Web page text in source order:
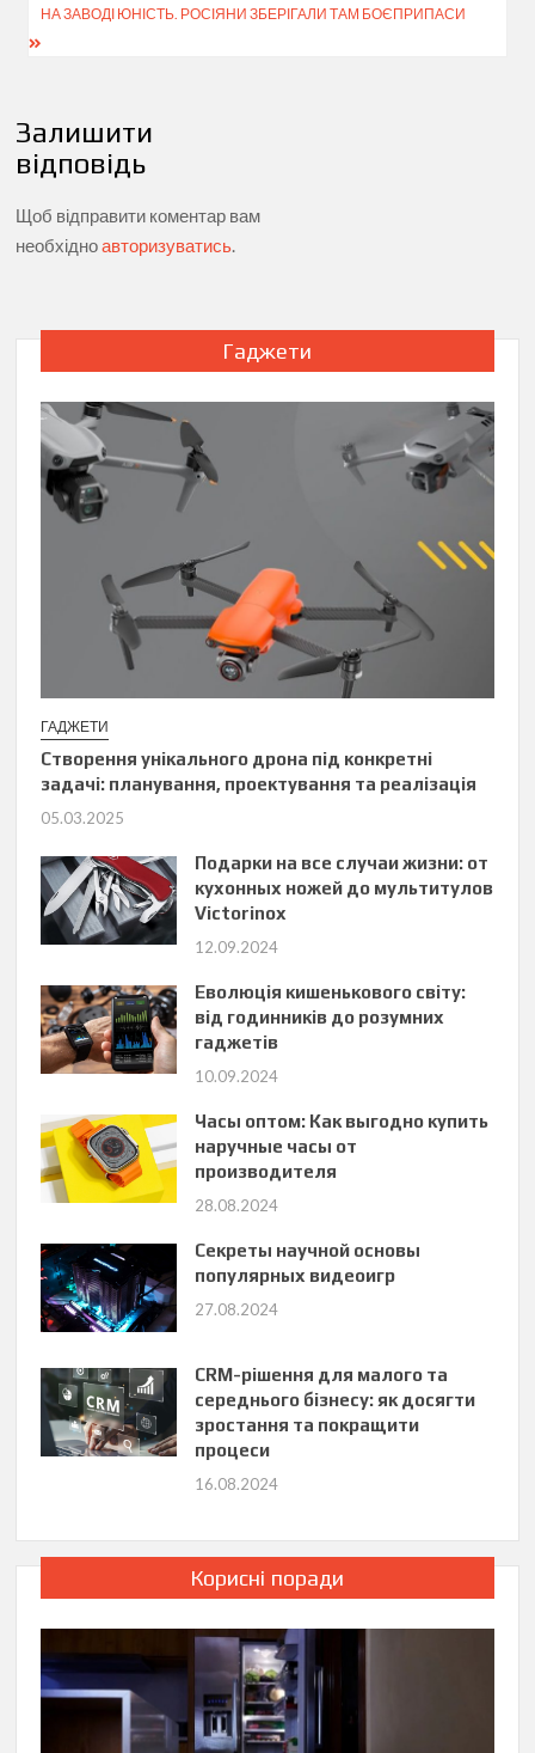
НА ЗАВОДІ ЮНІСТЬ. РОСІЯНИ ЗБЕРІГАЛИ ТАМ БОЄПРИПАСИ
Залишити
відповідь
Щоб відправити коментар вам
необхідноавторизуватись.
Гаджети
ГАДЖЕТИ
Створення унікального дрона під конкретні
задачі: планування, проектування та реалізація
05.03.2025
Подарки на все случаи жизни: от
кухонных ножей до мультитулов
Victorinox
12.09.2024
Еволюція кишенькового світу:
від годинників до розумних
гаджетів
10.09.2024
Часы оптом: Как выгодно купить
наручные часы от
производителя
28.08.2024
Секреты научной основы
популярных видеоигр
27.08.2024
CRM-рішення для малого та
середнього бізнесу: як досягти
зростання та покращити
процеси
16.08.2024
Корисні поради